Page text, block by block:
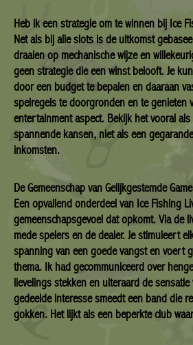
Heb ik een strategie om te winnen bij Ice
Net als bij alle slots is de uitkomst
draaien op mechanische wijze en
geen strategie die een winst belooft. Je
door een budget te bepalen en daaraan
spelregels te doorgronden en te genieten
entertainment aspect. Bekijk het vooral
spannende kansen, niet als een
inkomsten.
De Gemeenschap van Gelijkgestemde
Een opvallend onderdeel van Ice Fishing
gemeenschapsgevoel dat opkomt. Via de
mede spelers en de dealer. Je stimuleert
spanning van een goede vangst en voert
thema. Ik had gecommuniceerd over
lievelings stekken en uiteraard de
gedeelde interesse smeedt een band die
gokken. Het lijkt als een beperkte club